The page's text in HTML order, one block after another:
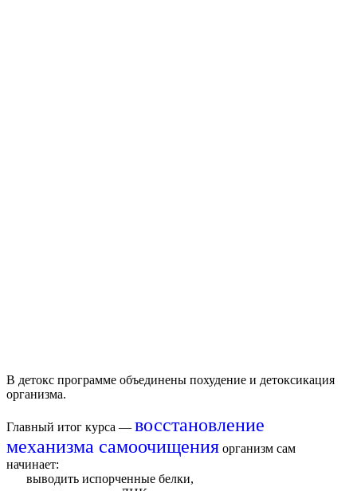
В детокс программе объединены похудение и детоксикация
организма.
Главный итог курса — восстановление
механизма самоочищения организм сам
начинает:
выводить испорченные белки,